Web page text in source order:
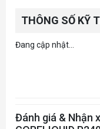
THÔNG SỐ KỸ
Đang cập nhật...
Đánh giá & Nhận